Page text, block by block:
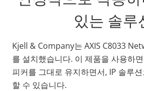
있는 솔루
Kjell & Company는 AXIS C8033
를 설치했습니다. 이 제품을 사용하
피커를 그대로 유지하면서, IP 솔루
할 수 있습니다.